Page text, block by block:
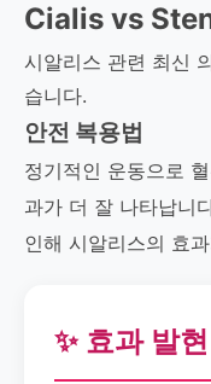
Cialis vs
시알리스 관련 최신
습니다.
안전 복용법
정기적인 운동으로
과가 더 잘 나타납니
인해 시알리스의 효
✨ 효과 발현